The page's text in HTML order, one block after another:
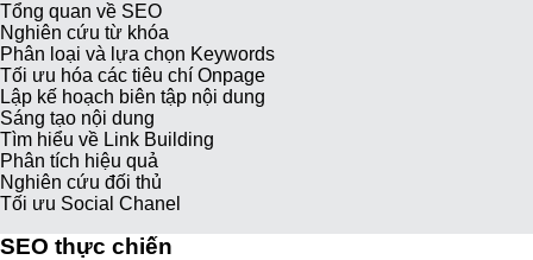
Tổng quan về SEO
Nghiên cứu từ khóa
Phân loại và lựa chọn Keywords
Tối ưu hóa các tiêu chí Onpage
Lập kế hoạch biên tập nội dung
Sáng tạo nội dung
Tìm hiểu về Link Building
Phân tích hiệu quả
Nghiên cứu đối thủ
Tối ưu Social Chanel
SEO thực chiến